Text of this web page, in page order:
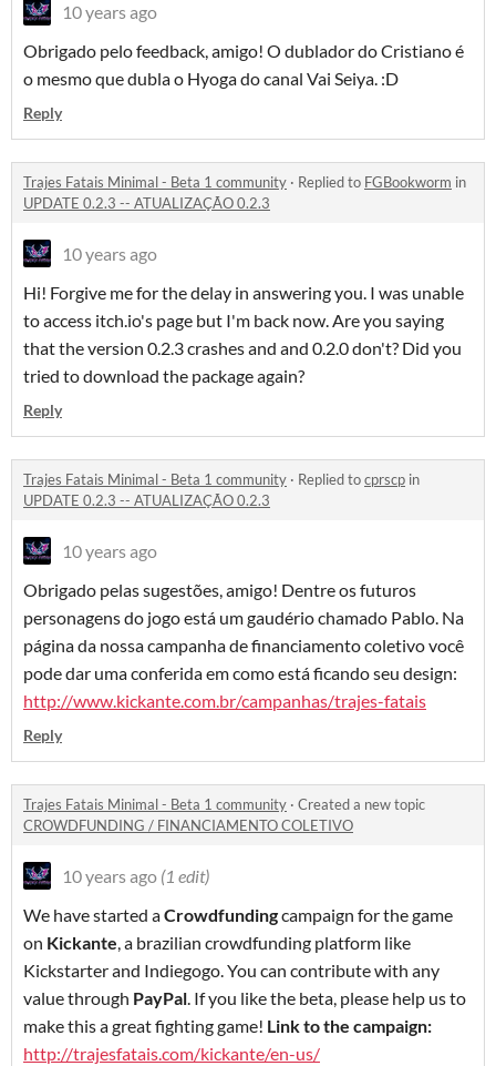
10 years ago
Obrigado pelo feedback, amigo! O dublador do Cristiano é
o mesmo que dubla o Hyoga do canal Vai Seiya. :D
Reply
Trajes Fatais Minimal - Beta 1 community · Replied to FGBookworm in
UPDATE 0.2.3 -- ATUALIZAÇÃO 0.2.3
10 years ago
Hi! Forgive me for the delay in answering you. I was unable
to access itch.io's page but I'm back now. Are you saying
that the version 0.2.3 crashes and and 0.2.0 don't? Did you
tried to download the package again?
Reply
Trajes Fatais Minimal - Beta 1 community · Replied tocprscp in
UPDATE 0.2.3 -- ATUALIZAÇÃO 0.2.3
10 years ago
Obrigado pelas sugestões, amigo! Dentre os futuros
personagens do jogo está um gaudério chamado Pablo. Na
página da nossa campanha de financiamento coletivo você
pode dar uma conferida em como está ficando seu design:
http://www.kickante.com.br/campanhas/trajes-fatais
Reply
Trajes Fatais Minimal - Beta 1 community · Created a new topic
CROWDFUNDING / FINANCIAMENTO COLETIVO
10 years ago (1 edit)
We have started aCrowdfundingcampaign for the game
on Kickante, a brazilian crowdfunding platform like
Kickstarter and Indiegogo. You can contribute with any
value through PayPal. If you like the beta, please help us to
make this a great fighting game! Link to the campaign:
http://trajesfatais.com/kickante/en-us/